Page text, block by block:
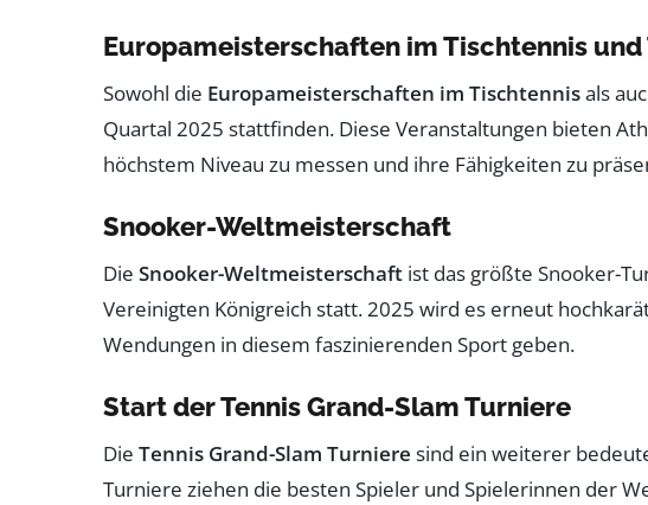
Europameisterschaften im Tischtennis und
Sowohl die Europameisterschaften im Tischtennisals
Quartal 2025 stattfinden. Diese Veranstaltungen bieten
höchstem Niveau zu messen und ihre Fähigkeiten zu
Snooker-Weltmeisterschaft
Die Snooker-Weltmeisterschaft ist das größte Snooker-
Vereinigten Königreich statt. 2025 wird es erneut
Wendungen in diesem faszinierenden Sport geben.
Start der Tennis Grand-Slam Turniere
Die Tennis Grand-Slam Turniere sind ein weiterer
Turniere ziehen die besten Spieler und Spielerinnen der